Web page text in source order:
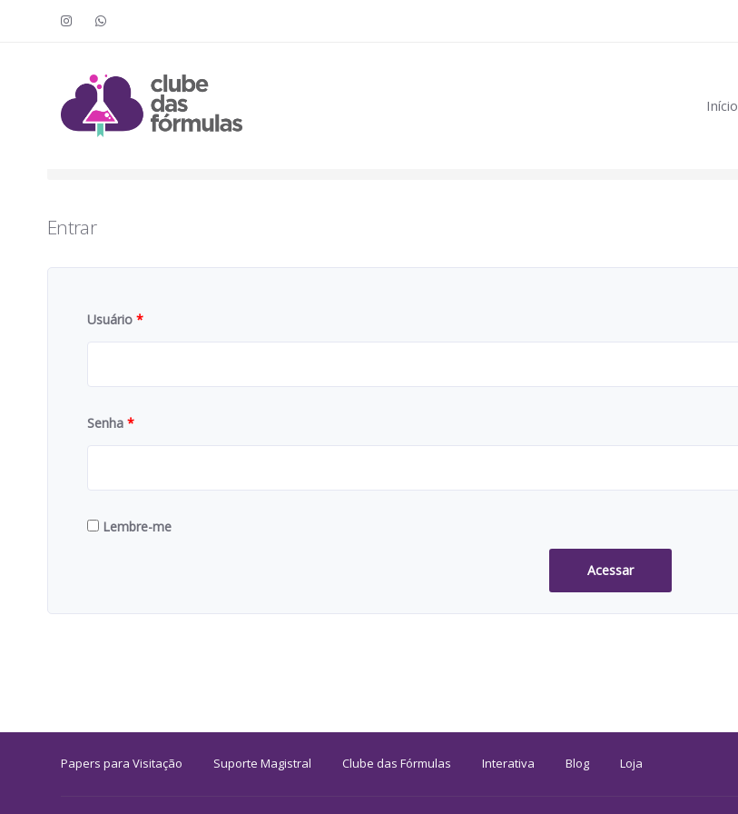
Início
Entrar
Usuário *
Senha *
Lembre-me
Acessar
Papers para Visitação Suporte Magistral Clube das Fórmulas Interativa Blog Loja